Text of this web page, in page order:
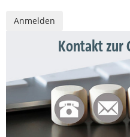
Kontakt zur